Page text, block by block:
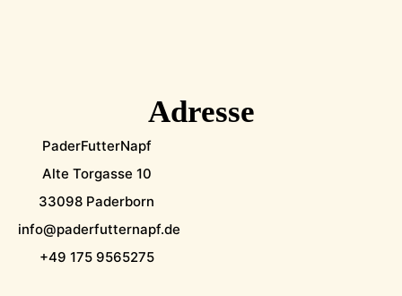
Adresse
PaderFutterNapf
Alte Torgasse 10
33098 Paderborn
info@paderfutternapf.de
+49 175 9565275